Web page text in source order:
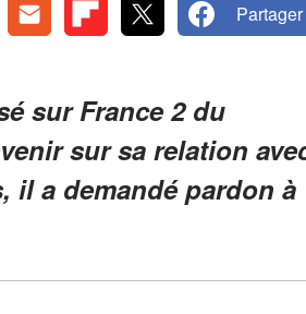
Partager
sur France 2 du
sur sa relation
il a demandé pardon à